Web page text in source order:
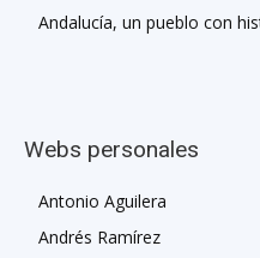
Andalucía, un pueblo con
Webs personales
Antonio Aguilera
Andrés Ramírez